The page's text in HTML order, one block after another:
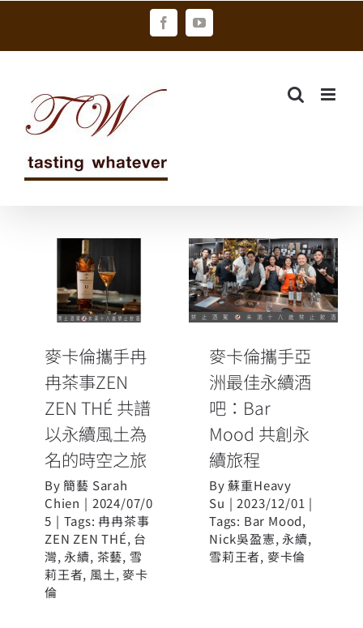
FacebookYouTube
麥卡倫攜手冉
冉茶事ZEN
ZEN THÉ 共譜
以永續風土為
名的時空之旅
麥卡倫攜手冉
冉茶事ZEN
ZEN THÉ 共譜
以永續風土為
名的時空之旅
By簡藝 Sarah
Chien | 2024/07/0
5 | Tags:冉冉茶事
ZEN ZEN THÉ, 台
灣, 永續, 茶藝, 雪
莉王者, 風土, 麥卡
倫
麥卡倫攜手亞
洲最佳永續酒
吧：Bar Mood
麥卡倫攜手亞
洲最佳永續酒
吧：Bar
Mood 共創永
續旅程
By蘇重Heavy
Su | 2023/12/01 |
Tags: Bar Mood,
Nick吳盈憲, 永續,
雪莉王者, 麥卡倫